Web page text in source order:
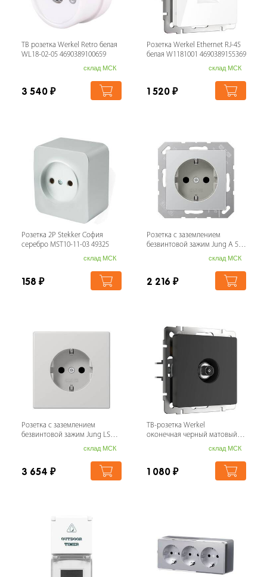
ТВ розетка Werkel Retro белая
WL18-02-05 4690389100659
склад МСК
3 540 ₽
Розетка Werkel Ethernet RJ-45
белая W1181001 4690389155369
склад МСК
1 520 ₽
Розетка 2P Stekker София
серебро MST10-11-03 49325
склад МСК
158 ₽
Розетка с заземлением
безвинтовой зажим Jung A 500
склад МСК
2 216 ₽
Розетка с заземлением
безвинтовой зажим Jung LS
990 светло-серая LS1520LG
склад МСК
3 654 ₽
ТВ-розетка Werkel
оконечная черный матовый
склад МСК
1 080 ₽